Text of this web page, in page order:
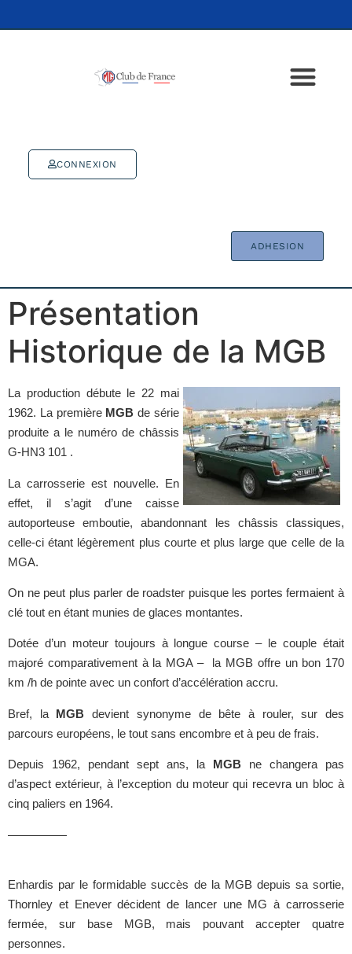
CONNEXION
ADHESION
Présentation
Historique de la MGB
La production débute le 22 mai
1962. La première MGB de série
produite a le numéro de châssis
G-HN3 101 .
La carrosserie est nouvelle. En
effet, il s’agit d’une caisse
autoporteuse emboutie, abandonnant les châssis classiques,
celle-ci étant légèrement plus courte et plus large que celle de la
MGA.
On ne peut plus parler de roadster puisque les portes fermaient à
clé tout en étant munies de glaces montantes.
Dotée d’un moteur toujours à longue course – le couple était
majoré comparativement à la MGA – la MGB offre un bon 170
km /h de pointe avec un confort d’accélération accru.
Bref, la MGB devient synonyme de bête à rouler, sur des
parcours européens, le tout sans encombre et à peu de frais.
Depuis 1962, pendant sept ans, la MGB ne changera pas
d’aspect extérieur, à l’exception du moteur qui recevra un bloc à
cinq paliers en 1964.
—————
Enhardis par le formidable succès de la MGB depuis sa sortie,
Thornley et Enever décident de lancer une MG à carrosserie
fermée, sur base MGB, mais pouvant accepter quatre
personnes.